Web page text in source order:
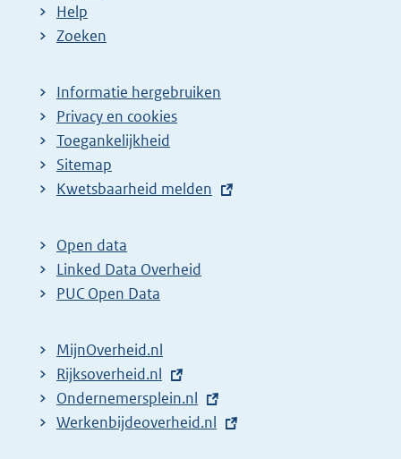
Help
Zoeken
Informatie hergebruiken
Privacy en cookies
Toegankelijkheid
Sitemap
E
t
e
r
l
i
n
k
Kwetsbaarheid melden
Open data
Linked Data Overheid
PUC Open Data
MijnOverheid.nl
E
x
t
Rijksoverheid.nl
E
x
Ondernemersplein.nl
E
Werkenbijdeoverheid.nl